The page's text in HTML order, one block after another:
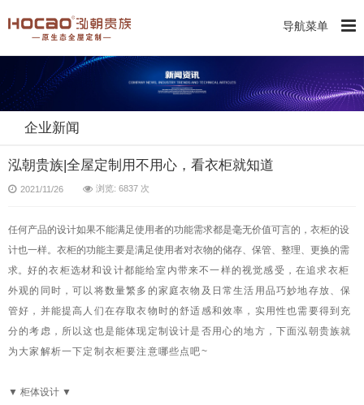
导航菜单
企业新闻
泓朝贵族|全屋定制用不用心，看衣柜就知道
2021/11/26 浏览: 6837 次
任何产品的设计如果不能满足使用者的功能需求都是毫无价值可言的，衣柜的设
计也一样。衣柜的功能主要是满足使用者对衣物的储存、保管、整理、更换的需
求。 好的衣柜选材和设计都能给室内带来不一样的视觉感受，在追求衣柜
外观的同时，可以将数量繁多的家庭衣物及日常生活用品巧妙地存放、保
管好，并能提高人们在存取衣物时的舒适感和效率，实用性也需要得到充
分的考虑，所以这也是能体现定制设计是否用心的地方，下面泓朝贵族就
为大家解析一下定制衣柜要注意哪些点吧~
▼ 柜体设计 ▼